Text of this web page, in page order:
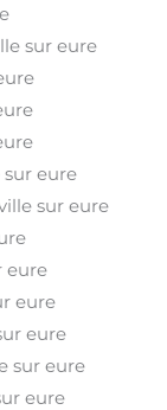
sur eure
eure
sur eure
eure
eure
eure
sur eure
eure